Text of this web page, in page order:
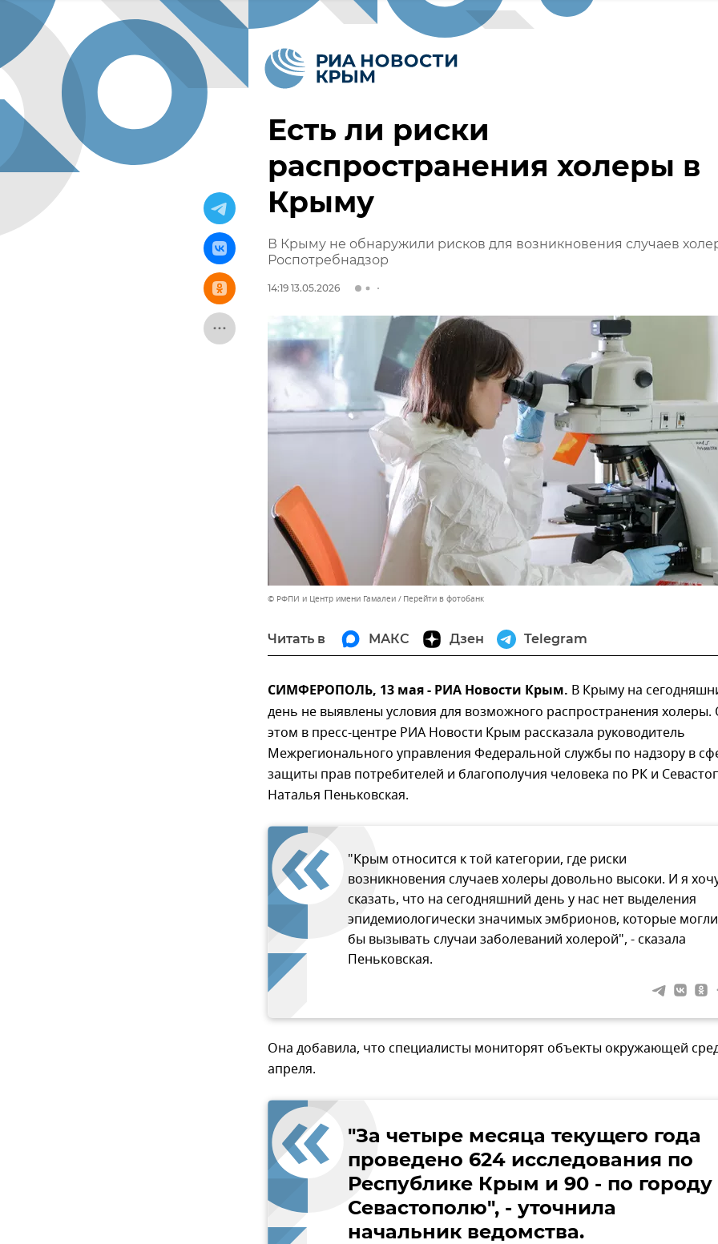
Есть ли риски
распространения холеры в
Крыму
В Крыму не обнаружили рисков для возникновения случаев
Роспотребнадзор
14:19 13.05.2026
© РФПИ и Центр имени Гамалеи Перейти в фотобанк
Читать в МАКС Дзен Telegram
СИМФЕРОПОЛЬ, 13 мая - РИА Новости Крым. В Крыму на
день не выявлены условия для возможного распространения холеры.
этом в пресс-центре РИА Новости Крым рассказала руководитель
Межрегионального управления Федеральной службы по надзору в
защиты прав потребителей и благополучия человека по РК и
Наталья Пеньковская.
"Крым относится к той категории, где риски
возникновения случаев холеры довольно высоки. И я
сказать, что на сегодняшний день у нас нет выделения
эпидемиологически значимых эмбрионов, которые могли
бы вызывать случаи заболеваний холерой", - сказала
Пеньковская.
Она добавила, что специалисты мониторят объекты окружающей
апреля.
"За четыре месяца текущего года
проведено 624 исследования по
Республике Крым и 90 - по городу
Севастополю", - уточнила
начальник ведомства.